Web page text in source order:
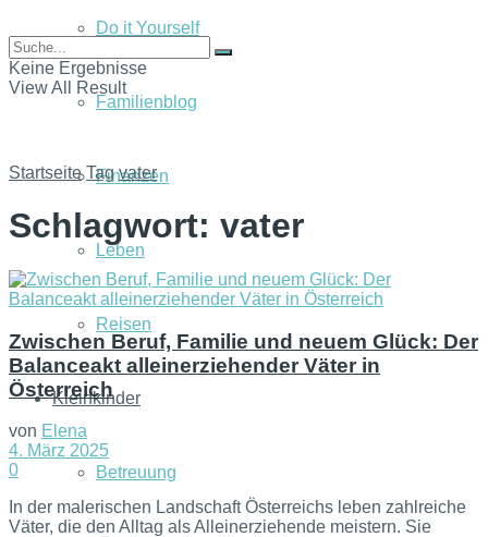
Do it Yourself
Familienblog
Finanzen
Leben
Reisen
Kleinkinder
Betreuung
Keine Ergebnisse
View All Result
Startseite Tag vater
Schlagwort: vater
Zwischen Beruf, Familie und neuem Glück: Der
Balanceakt alleinerziehender Väter in
Österreich
von Elena
4. März 2025
0
In der malerischen Landschaft Österreichs leben zahlreiche
Väter, die den Alltag als Alleinerziehende meistern. Sie